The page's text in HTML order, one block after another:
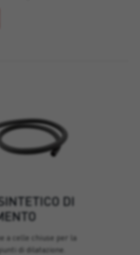
DI
a celle chiuse per la
di dilatazione.